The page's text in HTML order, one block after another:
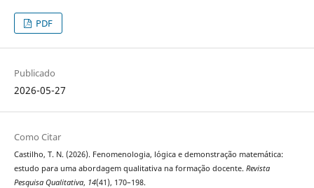
PDF
Publicado
2026-05-27
Como Citar
Castilho, T. N. (2026). Fenomenologia, lógica e demonstração matemática:
estudo para uma abordagem qualitativa na formação docente. Revista
Pesquisa Qualitativa, 14(41), 170–198.